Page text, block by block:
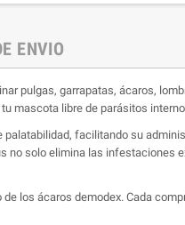
ENVIO
pulgas, garrapatas, ácaros,
mascota libre de parásitos
facilitando su
no solo elimina las infestaciones
los ácaros demodex. Cada